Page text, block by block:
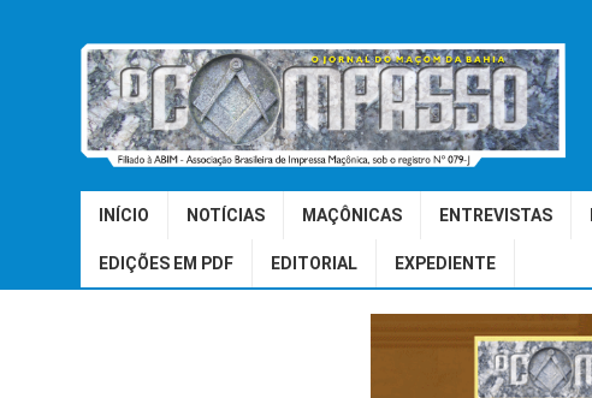
INÍCIO NOTÍCIAS MAÇÔNICAS ENTREVISTAS
EDIÇÕES EM PDF EDITORIAL EXPEDIENTE